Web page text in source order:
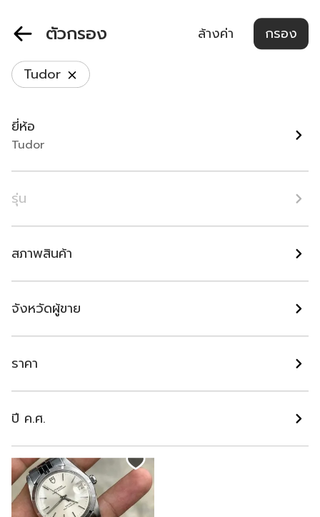
TUDOR Black Bay
Chronograph Panda 2024
กรุงเทพมหานคร
฿ 108,000
Tudor Black Bay 58 Black
กรุงเทพมหานคร
฿ 98,000
Tudor Black Bay นาฬิกา
กรุงเทพมหานคร
ตัวกรอง ล้างค่า กรอง
Tudor
ยี่ห้อ
Tudor
รุ่น
สภาพสินค้า
จังหวัดผู้ขาย
ราคา
ปี ค.ศ.